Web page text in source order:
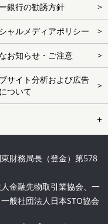
銀行の勧誘方針
ャルメディアポリシー
お知らせ・ご注意
サイト分析および広告
ついて
財務局長（登金）第578
金融先物取引業協会、一
般社団法人日本STO協会